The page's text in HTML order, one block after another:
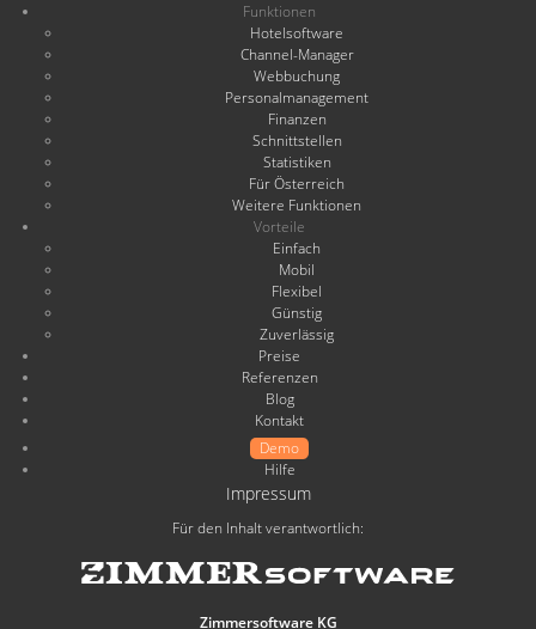
Funktionen
Hotelsoftware
Channel-Manager
Webbuchung
Personalmanagement
Finanzen
Schnittstellen
Statistiken
Für Österreich
Weitere Funktionen
Vorteile
Einfach
Mobil
Flexibel
Günstig
Zuverlässig
Preise
Referenzen
Blog
Kontakt
Demo
Hilfe
Impressum
Für den Inhalt verantwortlich:
Zimmersoftware KG